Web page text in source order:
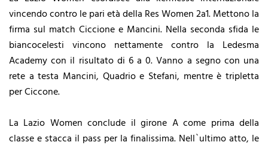
vincendo contro le pari età della Res Women 2a1. Mettono la
firma sul match Ciccione e Mancini. Nella seconda sfida le
biancocelesti vincono nettamente contro la Ledesma
Academy con il risultato di 6 a 0. Vanno a segno con una
rete a testa Mancini, Quadrio e Stefani, mentre è tripletta
per Ciccone.
La Lazio Women conclude il girone A come prima della
classe e stacca il pass per la finalissima. Nell`ultimo atto, le